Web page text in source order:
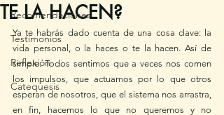
Recomendaciones
Testimonios
Reflexión
Catequesis
TE LA HACEN?
Ya te habrás dado cuenta de una cosa clave: la
vida personal, o la haces o te la hacen. Así de
simple. Todos sentimos que a veces nos comen
los impulsos, que actuamos por lo que otros
esperan de nosotros, que el sistema nos arrastra,
en fin, hacemos lo que no queremos y no